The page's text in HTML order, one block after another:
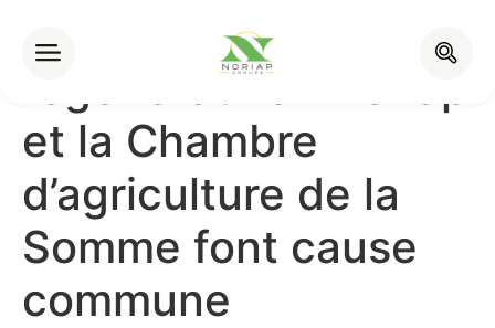
Agriculture
régénérative : Noriap
et la Chambre
d’agriculture de la
Somme font cause
commune